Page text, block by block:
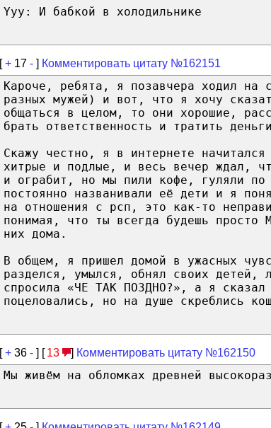
Yyy: И бабкой в холодильнике
[+ 17 - ] Комментировать цитату №162151
Кароче, ребята, я позавчера ходил на
разных мужей) и вот, что я хочу
общаться в целом, то они хорошие,
брать ответственность и тратить
Скажу честно, я в интернете
хитрые и подлые, и весь вечер ждал,
и ограбит, но мы пили кофе, гуляли по
постоянно названивали её дети и я
на отношения с рсп, это как-то
понимая, что ты всегда будешь просто
них дома.
В общем, я пришел домой в ужасных
разделся, умылся, обнял своих детей,
спросила «ЧЕ ТАК ПОЗДНО?», а я
поцеловались, но на душе скреблись
[+ 36 - ] [ 13 ] Комментировать цитату №162150
Мы живём на обломках древней